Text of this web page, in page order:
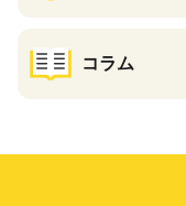
コラム